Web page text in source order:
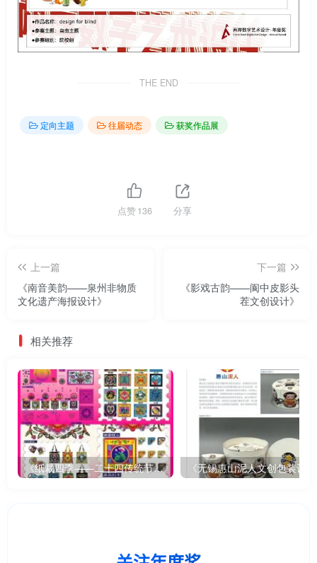
THE END
定向主题 往届动态 获奖作品展
点赞136 分享
上一篇
《南音美韵——泉州非物质
文化遗产海报设计》
下一篇
《影戏古韵——阆中皮影头
茬文创设计》
相关推荐
《纸裁四季——二十四传统节气文创设计》 《无锡惠山泥人文创包装设